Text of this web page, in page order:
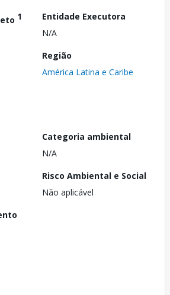
1
Entidade Executora
N/A
Região
América Latina e Caribe
Categoria ambiental
N/A
Risco Ambiental e Social
Não aplicável